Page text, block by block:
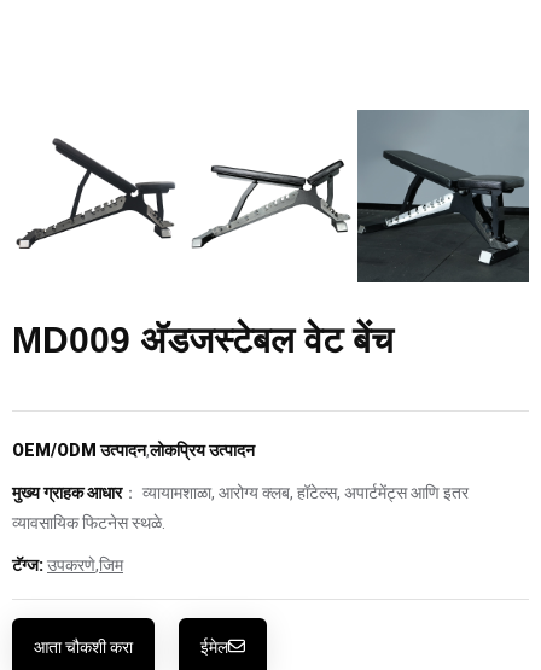
MD009 अ‍ॅडजस्टेबल वेट बेंच
OEM/ODM उत्पादन,लोकप्रिय उत्पादन
मुख्य ग्राहक आधार： व्यायामशाळा, आरोग्य क्लब, हॉटेल्स, अपार्टमेंट्स आणि इतर
व्यावसायिक फिटनेस स्थळे.
टॅग्ज:उपकरणे,जिम
आता चौकशी करा ईमेल